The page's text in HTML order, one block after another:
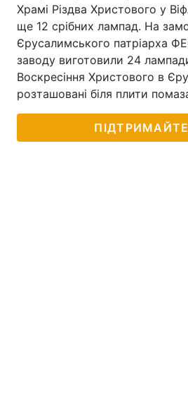
Храмі Різдва Христового у
ще 12 срібних лампад. На
Єрусалимського патріарха
заводу виготовили 24
Воскресіння Христового в
розташовані біля плити